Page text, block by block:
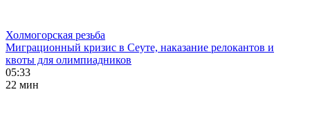
Холмогорская резьба
Миграционный кризис в Сеуте, наказание релокантов и
квоты для олимпиадников
05:33
22 мин